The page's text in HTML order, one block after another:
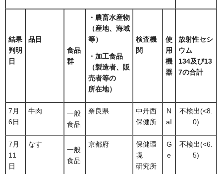
結果
判明
日
品目
食品
群
・農畜水産物
（産地、海域
等）
・加工食品
（製造者、 販
売者等の
所在地）
検査機
関
使
用
機
器
放射性セシ
ウム
134及び13
7の合計
7月
6日
牛肉
一般
食品
奈良県
中丹西
保健所
N
aI
不検出(<8.
0)
7月
11
日
なす
一般
食品
京都府
保健環
境
研究所
G
e
不検出(<6.
5)